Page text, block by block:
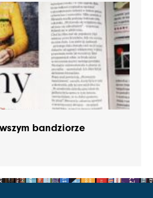
bandziorze